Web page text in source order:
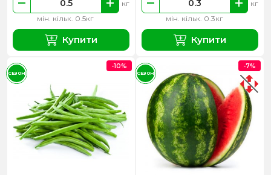
мін. кільк. 0.5кг
кг
Купити
мін. кільк. 0.3кг
кг
Купити
-10%
СЕЗОН
-7%
СЕЗОН